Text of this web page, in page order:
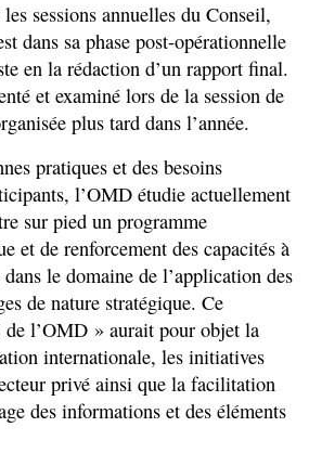
sessions annuelles du Conseil,
dans sa phase post-opérationnelle
en la rédaction d’un rapport final.
et examiné lors de la session de
plus tard dans l’année.
pratiques et des besoins
l’OMD étudie actuellement
sur pied un programme
et de renforcement des capacités à
le domaine de l’application des
de nature stratégique. Ce
de l’OMD » aurait pour objet la
internationale, les initiatives
privé ainsi que la facilitation
des informations et des éléments